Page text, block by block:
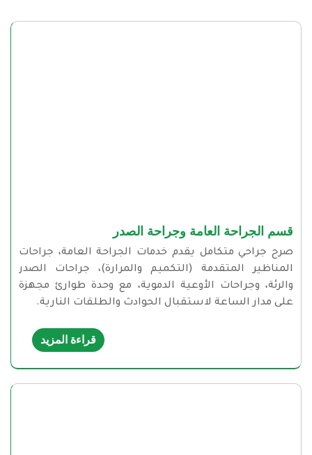
قسم الجراحة العامة وجراحة الصدر
صرح جراحي متكامل يقدم خدمات الجراحة العامة، جراحات
المناظير المتقدمة (التكميم والمرارة)، جراحات الصدر
والرئة، وجراحات الأوعية الدموية، مع وحدة طوارئ مجهزة
على مدار الساعة لاستقبال الحوادث والطلقات النارية.
قراءة المزيد